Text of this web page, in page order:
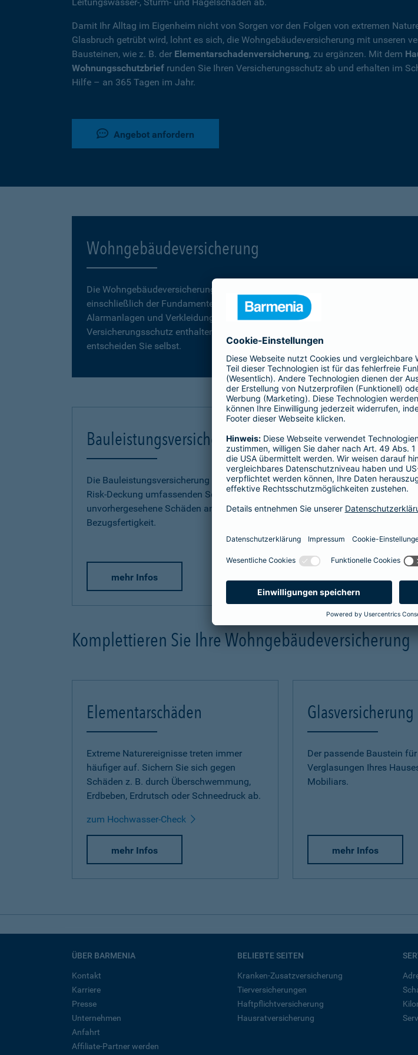
Damit Ihr Alltag im Eigenheim nicht von Sorgen vor den Folgen von extremen
Glasbruch getrübt wird, lohnt es sich, die Wohngebäudeversicherung mit unseren
Bausteinen, wie z. B. der Elementarschadenversicherung, zu ergänzen. Mit dem
Wohnungsschutzbrief runden Sie Ihren Versicherungsschutz ab und erhalten im
Hilfe – an 365 Tagen im Jahr.
Angebot anfordern
Wohngebäudeversicherung
Die Wohngebäudeversicherung umfasst das gesamte Gebäude mit seinen
einschließlich der Fundamente, Grund- und Kellermauern. Zubehör, wie z. B.
Alarmanlagen und Verkleidungen, wie z. B. Schindelverkleidung, sind ebenfalls im
Versicherungsschutz enthalten. Vergleichen Sie den Basis-, Top- und Premium-
entscheiden Sie selbst.
Bauleistungsversicherung
Die Bauleistungsversicherung der Barmenia bietet Ihnen mit der All-
Risk-Deckung umfassenden Schutz vor finanziellen Verlusten durch
unvorhergesehene Schäden an Ihrem Neubau - bis zur
Bezugsfertigkeit.
mehr Infos
Komplettieren Sie Ihre Wohngebäudeversicherung
Elementarschäden
Extreme Naturereignisse treten immer
häufiger auf. Sichern Sie sich gegen
Schäden z. B. durch Überschwemmung,
Erdbeben, Erdrutsch oder Schneedruck ab.
zum Hochwasser-Check
mehr Infos
Glasversicherung
Der passende Baustein
Verglasungen Ihres
Mobiliars.
mehr Infos
ÜBER BARMENIA
Kontakt
Karriere
Presse
Unternehmen
Anfahrt
Affiliate-Partner werden
BELIEBTE SEITEN
Kranken-Zusatzversicherung
Tierversicherungen
Haftpflichtversicherung
Hausratversicherung